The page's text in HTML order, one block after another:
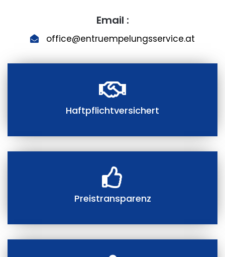
Email :
office@entruempelungsservice.at
Haftpflichtversichert
Preistransparenz